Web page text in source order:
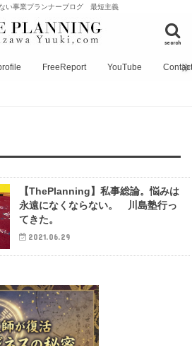
い事業プランナーブログ 最短主義
search
FreeReport YouTube
【ThePlanning】私事総論。悩みは
永遠になくならない。 川島塾行っ
てきた。
2021.06.29